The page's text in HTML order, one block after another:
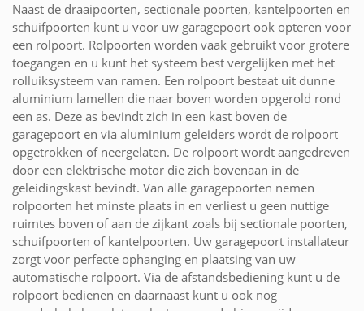
Naast de draaipoorten, sectionale poorten, kantelpoorten en
schuifpoorten kunt u voor uw garagepoort ook opteren voor
een rolpoort. Rolpoorten worden vaak gebruikt voor grotere
toegangen en u kunt het systeem best vergelijken met het
rolluiksysteem van ramen. Een rolpoort bestaat uit dunne
aluminium lamellen die naar boven worden opgerold rond
een as. Deze as bevindt zich in een kast boven de
garagepoort en via aluminium geleiders wordt de rolpoort
opgetrokken of neergelaten. De rolpoort wordt aangedreven
door een elektrische motor die zich bovenaan in de
geleidingskast bevindt. Van alle garagepoorten nemen
rolpoorten het minste plaats in en verliest u geen nuttige
ruimtes boven of aan de zijkant zoals bij sectionale poorten,
schuifpoorten of kantelpoorten. Uw garagepoort installateur
zorgt voor perfecte ophanging en plaatsing van uw
automatische rolpoort. Via de afstandsbediening kunt u de
rolpoort bedienen en daarnaast kunt u ook nog